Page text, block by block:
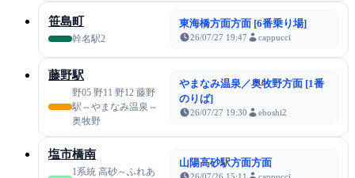
笹島町
幹名駅2
東海橋方面方面 [6番乗り場]
26/07/27 19:47 cappucci
藤野駅
野05 野11 野12 藤野
駅⇔やまなみ温泉⇔
奥牧野
やまなみ温泉／奥牧野方面 [1番
のりば]
26/07/27 19:30 eboshi2
塩市橋南
1系統 高砂～ふれあ
山陽高砂駅方面方面